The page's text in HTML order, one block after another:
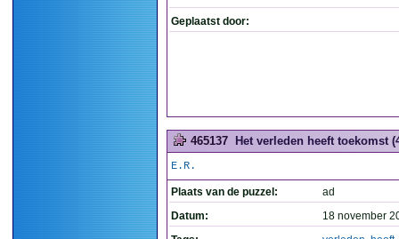
Geplaatst door:
465137 Het verleden heeft toekomst
E.R.
Plaats van de puzzel:
ad
Datum:
18 november